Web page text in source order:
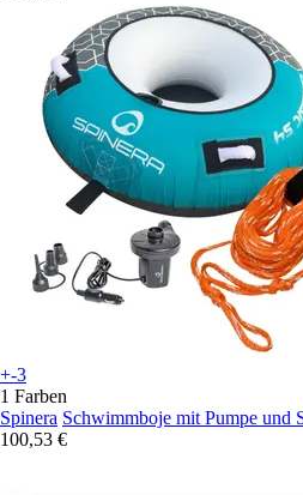
+-3
1 Farben
Spinera Schwimmboje mit Pumpe und
100,53 €